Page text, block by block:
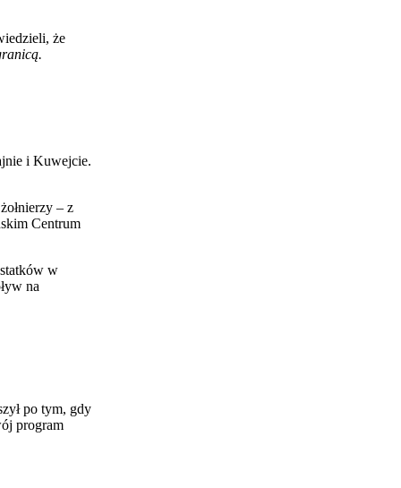
że
i Kuwejcie.
– z
Centrum
w
na
po tym, gdy
program